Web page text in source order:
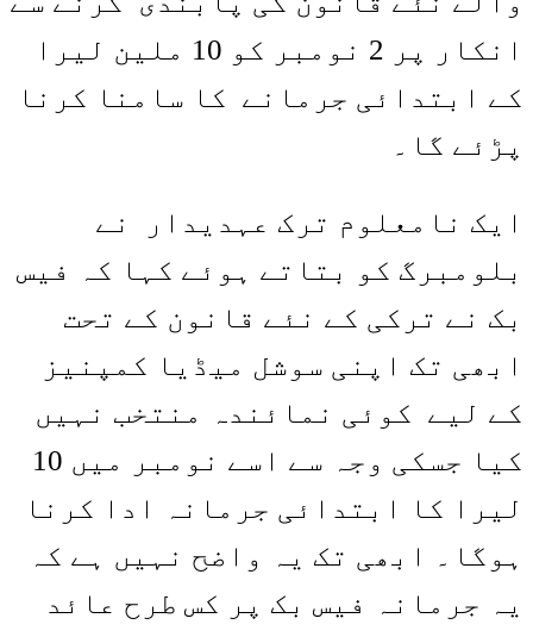
انکار پر 2 نومبر کو 10 ملین لیرا
کے ابتدائی جرمانے کا سامنا کرنا
پڑئے گا۔
ایک نامعلوم ترک عہدیدار نے
بلومبرگ کو بتاتے ہوئے کہا کہ فیس
بک نے ترکی کے نئے قانون کے تحت
ابھی تک اپنی سوشل میڈیا کمپنیز
کے لیے کوئی نمائندہ منتخب نہیں
کیا جسکی وجہ سے اسے نومبر میں 10
لیرا کا ابتدائی جرمانہ ادا کرنا
ہوگا۔ ابھی تک یہ واضح نہیں ہے کہ
یہ جرمانہ فیس بک پر کس طرح عائد